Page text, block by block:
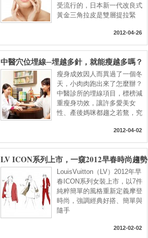
受流行的，日本新一代改良式
黃金三角拉皮是雙層提拉緊
2012-04-26
中醫穴位埋線─埋越多針，就能瘦越多嗎？
瘦身成效因人而異過了一個冬
天，小肉肉跑出來了怎麼辦？
中醫診所的埋線項目，標榜減
重瘦身功效，讓許多愛美女
性、產後媽咪都趨之若鶩，究
2012-04-02
LV ICON系列上市，一窺2012早春時尚趨勢
LouisVuitton（LV）2012年早
春ICON系列女裝上市，以7件
純粹簡單的風格重新定義摩登
時尚，強調經典好搭、簡單與
隨手
2012-02-02